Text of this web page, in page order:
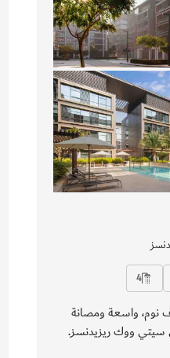
4
واسعة ومصانة
في سيتي ووك ريزيدنسز.